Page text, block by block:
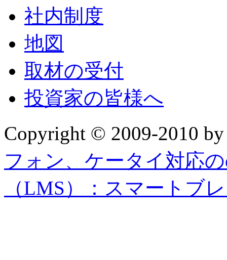
社内制度
地図
取材の受付
投資家の皆様へ
Copyright © 2009-2010
フォン、ケータイ対応
（LMS）：スマートブ